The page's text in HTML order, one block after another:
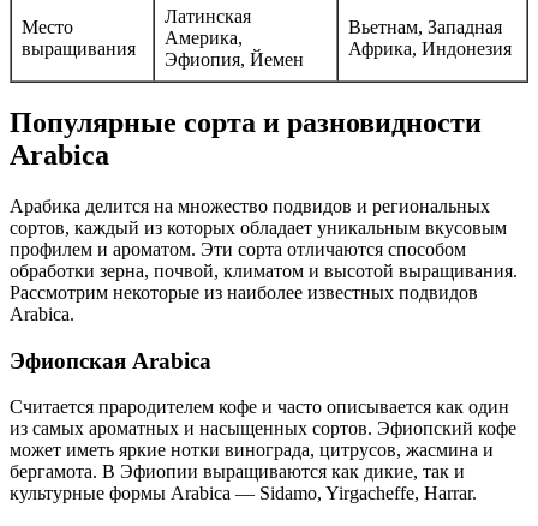
Место
выращивания
Латинская
Америка,
Эфиопия, Йемен
Вьетнам, Западная
Африка, Индонезия
Популярные сорта и разновидности
Arabica
Арабика делится на множество подвидов и региональных
сортов, каждый из которых обладает уникальным вкусовым
профилем и ароматом. Эти сорта отличаются способом
обработки зерна, почвой, климатом и высотой выращивания.
Рассмотрим некоторые из наиболее известных подвидов
Arabica.
Эфиопская Arabica
Считается прародителем кофе и часто описывается как один
из самых ароматных и насыщенных сортов. Эфиопский кофе
может иметь яркие нотки винограда, цитрусов, жасмина и
бергамота. В Эфиопии выращиваются как дикие, так и
культурные формы Arabica — Sidamo, Yirgacheffe, Harrar.